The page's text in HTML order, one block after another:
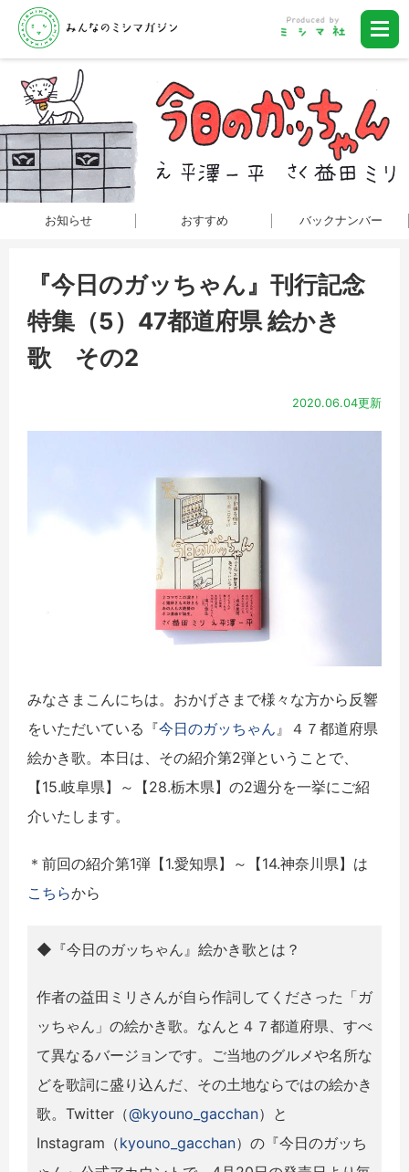
お知らせ おすすめ バックナンバー
『今日のガッちゃん』刊行記念
特集（5）47都道府県 絵かき
歌 その2
2020.06.04更新
みなさまこんにちは。おかげさまで様々な方から反響
をいただいている『今日のガッちゃん』４７都道府県
絵かき歌。本日は、その紹介第2弾ということで、
【15.岐阜県】～【28.栃木県】の2週分を一挙にご紹
介いたします。
＊前回の紹介第1弾【1.愛知県】～【14.神奈川県】は
こちらから
◆『今日のガッちゃん』絵かき歌とは？
作者の益田ミリさんが自ら作詞してくださった「ガ
ッちゃん」の絵かき歌。なんと４７都道府県、すべ
て異なるバージョンです。ご当地のグルメや名所な
どを歌詞に盛り込んだ、その土地ならではの絵かき
歌。Twitter（@kyouno_gacchan）と
Instagram（kyouno_gacchan）の『今日のガッち